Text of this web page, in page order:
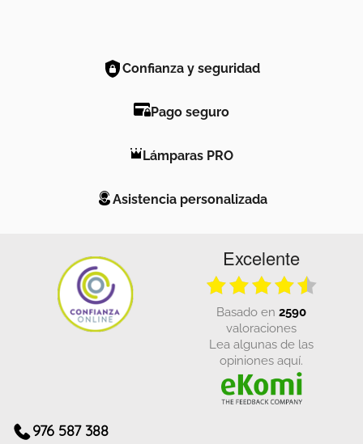
Confianza y seguridad
Pago seguro
Lámparas PRO
Asistencia personalizada
Excelente
basado en 2590
valoraciones
Lea algunas de las
opiniones aquí.
976 587 388